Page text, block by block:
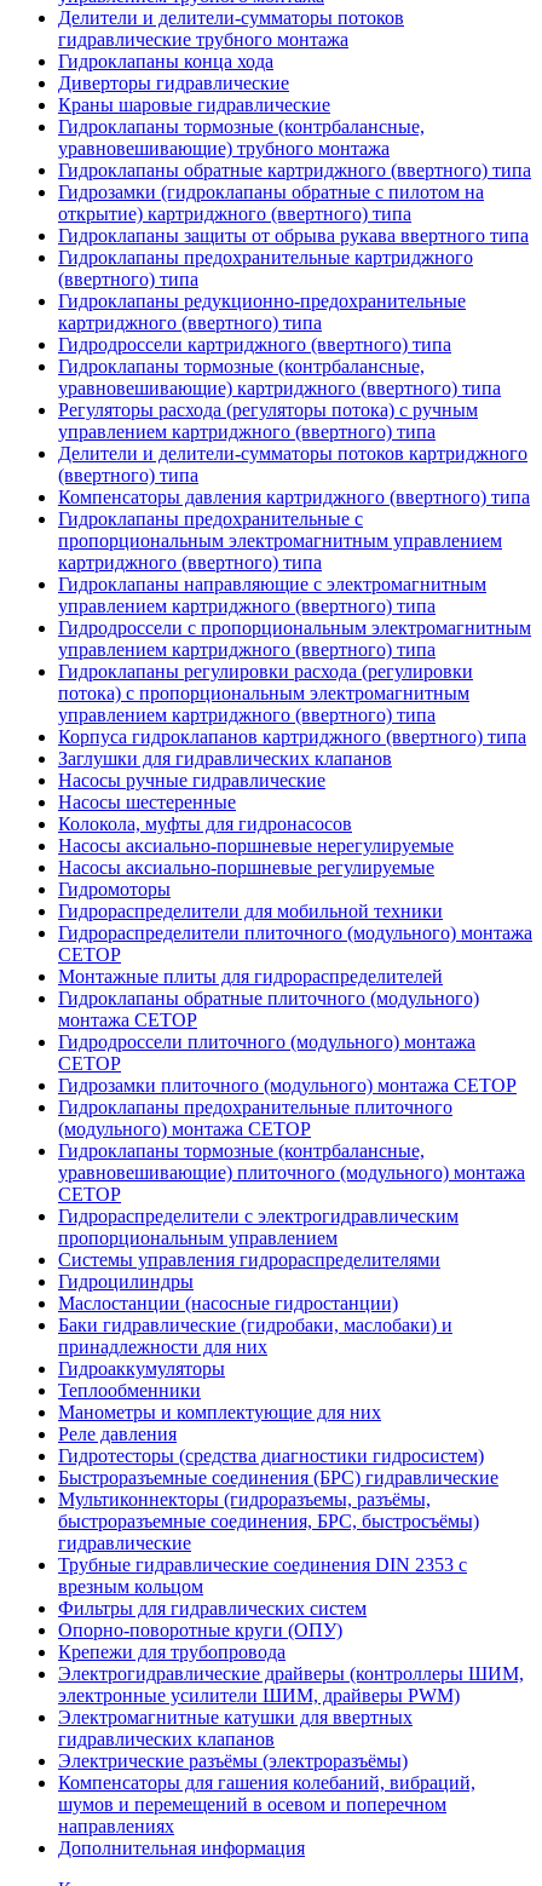
Делители и делители-сумматоры потоков
гидравлические трубного монтажа
Гидроклапаны конца хода
Диверторы гидравлические
Краны шаровые гидравлические
Гидроклапаны тормозные (контрбалансные,
уравновешивающие) трубного монтажа
Гидроклапаны обратные картриджного (ввертного) типа
Гидрозамки (гидроклапаны обратные с пилотом на
открытие) картриджного (ввертного) типа
Гидроклапаны защиты от обрыва рукава ввертного типа
Гидроклапаны предохранительные картриджного
(ввертного) типа
Гидроклапаны редукционно-предохранительные
картриджного (ввертного) типа
Гидродроссели картриджного (ввертного) типа
Гидроклапаны тормозные (контрбалансные,
уравновешивающие) картриджного (ввертного) типа
Регуляторы расхода (регуляторы потока) с ручным
управлением картриджного (ввертного) типа
Делители и делители-сумматоры потоков картриджного
(ввертного) типа
Компенсаторы давления картриджного (ввертного) типа
Гидроклапаны предохранительные с
пропорциональным электромагнитным управлением
картриджного (ввертного) типа
Гидроклапаны направляющие с электромагнитным
управлением картриджного (ввертного) типа
Гидродроссели с пропорциональным электромагнитным
управлением картриджного (ввертного) типа
Гидроклапаны регулировки расхода (регулировки
потока) с пропорциональным электромагнитным
управлением картриджного (ввертного) типа
Корпуса гидроклапанов картриджного (ввертного) типа
Заглушки для гидравлических клапанов
Насосы ручные гидравлические
Насосы шестеренные
Колокола, муфты для гидронасосов
Насосы аксиально-поршневые нерегулируемые
Насосы аксиально-поршневые регулируемые
Гидромоторы
Гидрораспределители для мобильной техники
Гидрораспределители плиточного (модульного) монтажа
СЕТОР
Монтажные плиты для гидрораспределителей
Гидроклапаны обратные плиточного (модульного)
монтажа CETOP
Гидродроссели плиточного (модульного) монтажа
CETOP
Гидрозамки плиточного (модульного) монтажа CETOP
Гидроклапаны предохранительные плиточного
(модульного) монтажа CETOP
Гидроклапаны тормозные (контрбалансные,
уравновешивающие) плиточного (модульного) монтажа
CETOP
Гидрораспределители с электрогидравлическим
пропорциональным управлением
Системы управления гидрораспределителями
Гидроцилиндры
Маслостанции (насосные гидростанции)
Баки гидравлические (гидробаки, маслобаки) и
принадлежности для них
Гидроаккумуляторы
Теплообменники
Манометры и комплектующие для них
Реле давления
Гидротесторы (средства диагностики гидросистем)
Быстроразъемные соединения (БРС) гидравлические
Мультиконнекторы (гидроразъемы, разъёмы,
быстроразъемные соединения, БРС, быстросъёмы)
гидравлические
Трубные гидравлические соединения DIN 2353 с
врезным кольцом
Фильтры для гидравлических систем
Опорно-поворотные круги (ОПУ)
Крепежи для трубопровода
Электрогидравлические драйверы (контроллеры ШИМ,
электронные усилители ШИМ, драйверы PWM)
Электромагнитные катушки для ввертных
гидравлических клапанов
Электрические разъёмы (электроразъёмы)
Компенсаторы для гашения колебаний, вибраций,
шумов и перемещений в осевом и поперечном
направлениях
Дополнительная информация